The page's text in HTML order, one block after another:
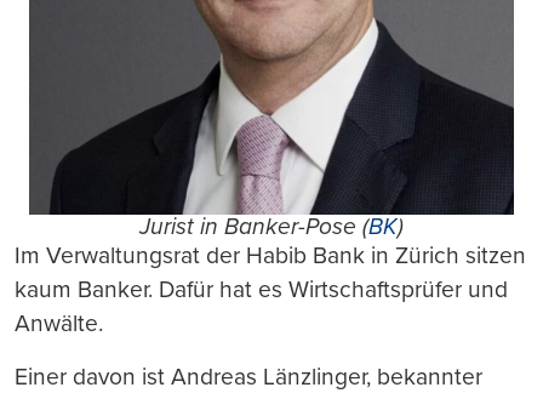
Jurist in Banker-Pose (BK)
Im Verwaltungsrat der Habib Bank in Zürich sitzen
kaum Banker. Dafür hat es Wirtschaftsprüfer und
Anwälte.
Einer davon ist Andreas Länzlinger, bekannter